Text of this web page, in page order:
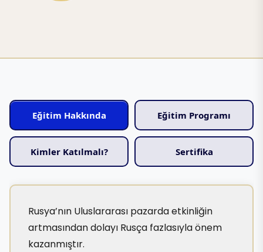
Eğitim Hakkında Eğitim Programı
Kimler Katılmalı? Sertifika
Rusya’nın Uluslararası pazarda etkinliğin
artmasından dolayı Rusça fazlasıyla önem
kazanmıştır.